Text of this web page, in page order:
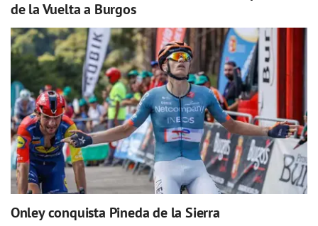
de la Vuelta a Burgos
Onley conquista Pineda de la Sierra